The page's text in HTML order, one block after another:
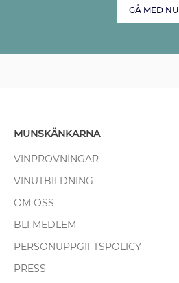
GÅ MED NU
MUNSKÄNKARNA
VINPROVNINGAR
VINUTBILDNING
OM OSS
BLI MEDLEM
PERSONUPPGIFTSPOLICY
PRESS